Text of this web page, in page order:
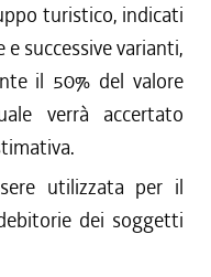
turistico, indicati
successive varianti,
il 50% del valore
verrà accertato
utilizzata per il
dei soggetti